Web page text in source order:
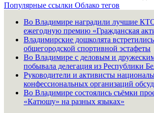
Популярные ссылки Облако тегов
Во Владимире наградили лучшие
ежегодную премию «Гражданская
Владимирские дошколята
общегородской спортивной эстафеты
Во Владимире с деловым и
побывала делегация из Республики
Руководители и активисты
конфессиональных организаций
Во Владимире состоялись съёмки
«Катюшу» на разных языках»